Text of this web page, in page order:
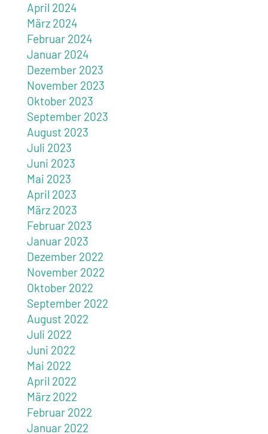
April 2024
März 2024
Februar 2024
Januar 2024
Dezember 2023
November 2023
Oktober 2023
September 2023
August 2023
Juli 2023
Juni 2023
Mai 2023
April 2023
März 2023
Februar 2023
Januar 2023
Dezember 2022
November 2022
Oktober 2022
September 2022
August 2022
Juli 2022
Juni 2022
Mai 2022
April 2022
März 2022
Februar 2022
Januar 2022